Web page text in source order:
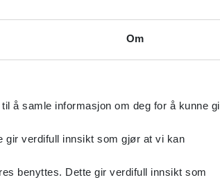
Om
å samle informasjon om deg for å kunne gi
gir verdifull innsikt som gjør at vi kan
benyttes. Dette gir verdifull innsikt som